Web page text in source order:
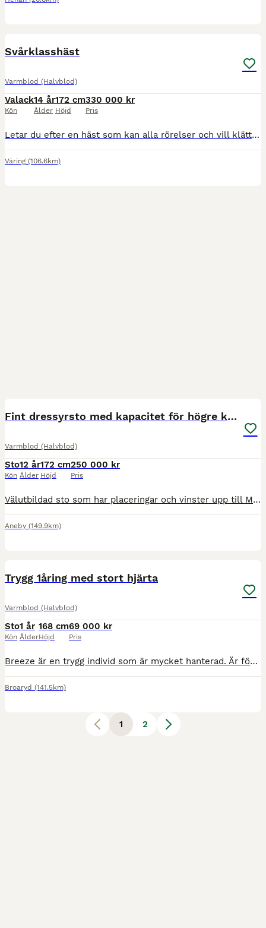
Svårklasshäst
Varmblod (Halvblod)
Valack
Kön
14 år
Ålder
172 cm
Höjd
330 000 kr
Pris
Letar du efter en häst som kan alla rörelser och vill klättra i klasserna är detta den perfekta hästen för dig, passar även den som vill ha en träningskompis med kvalité och vill lära sig de svåra rör
Väring (106.6km)
Fint dressyrsto med kapacitet för högre klasser
Varmblod (Halvblod)
Sto
Kön
12 år
Ålder
172 cm
Höjd
250 000 kr
Pris
Välutbildad sto som har placeringar och vinster upp till Msvb:5 på 70%. Hon är även visad som 4-åring på 80%. Gör idag arbetspiruetter och några enstaka byten i varje, även påbörjad lite piaff och pa
Aneby (149.9km)
Trygg 1åring med stort hjärta
Varmblod (Halvblod)
Sto
Kön
1 år
Ålder
168 cm
Höjd
69 000 kr
Pris
Breeze är en trygg individ som är mycket hanterad. Är född på gården och går nu på bete med några år äldre unghäst. Mamman till henne har jag tävlat med godkända resultat upp till msv B innan hon ska
Broaryd (141.5km)
1 2